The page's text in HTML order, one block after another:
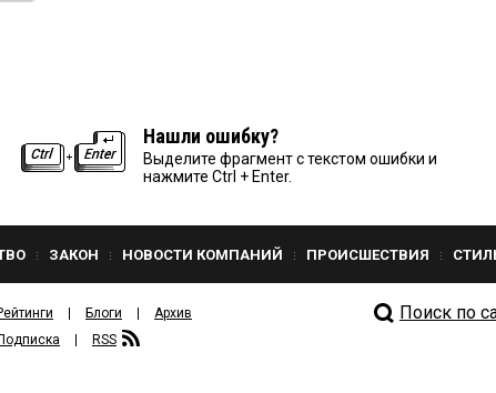
Нашли ошибку?
Выделите фрагмент с текстом ошибки и
нажмите Ctrl + Enter.
ЗАКОН НОВОСТИ КОМПАНИЙ ПРОИСШЕСТВИЯ
Блоги
Архив
Подписка RSS
Поиск по